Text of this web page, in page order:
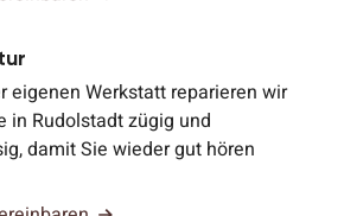
eigenen Werkstatt reparieren wir
in Rudolstadt zügig und
damit Sie wieder gut hören